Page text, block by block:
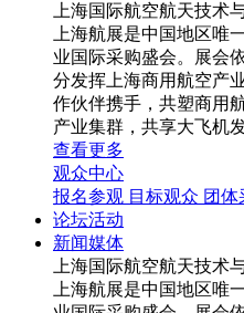
上海国际航空航天技术
上海航展是中国地区唯
业国际采购盛会。展会
分发挥上海商用航空产
作伙伴携手，共塑商用
产业集群，共享大飞机
查看更多
观众中心
报名参观 目标观众 团体
论坛活动
新闻媒体
上海国际航空航天技术
上海航展是中国地区唯